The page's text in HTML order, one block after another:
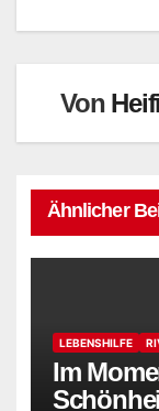
Von Heifi
Ähnlicher
LEBENSHILFE
Im